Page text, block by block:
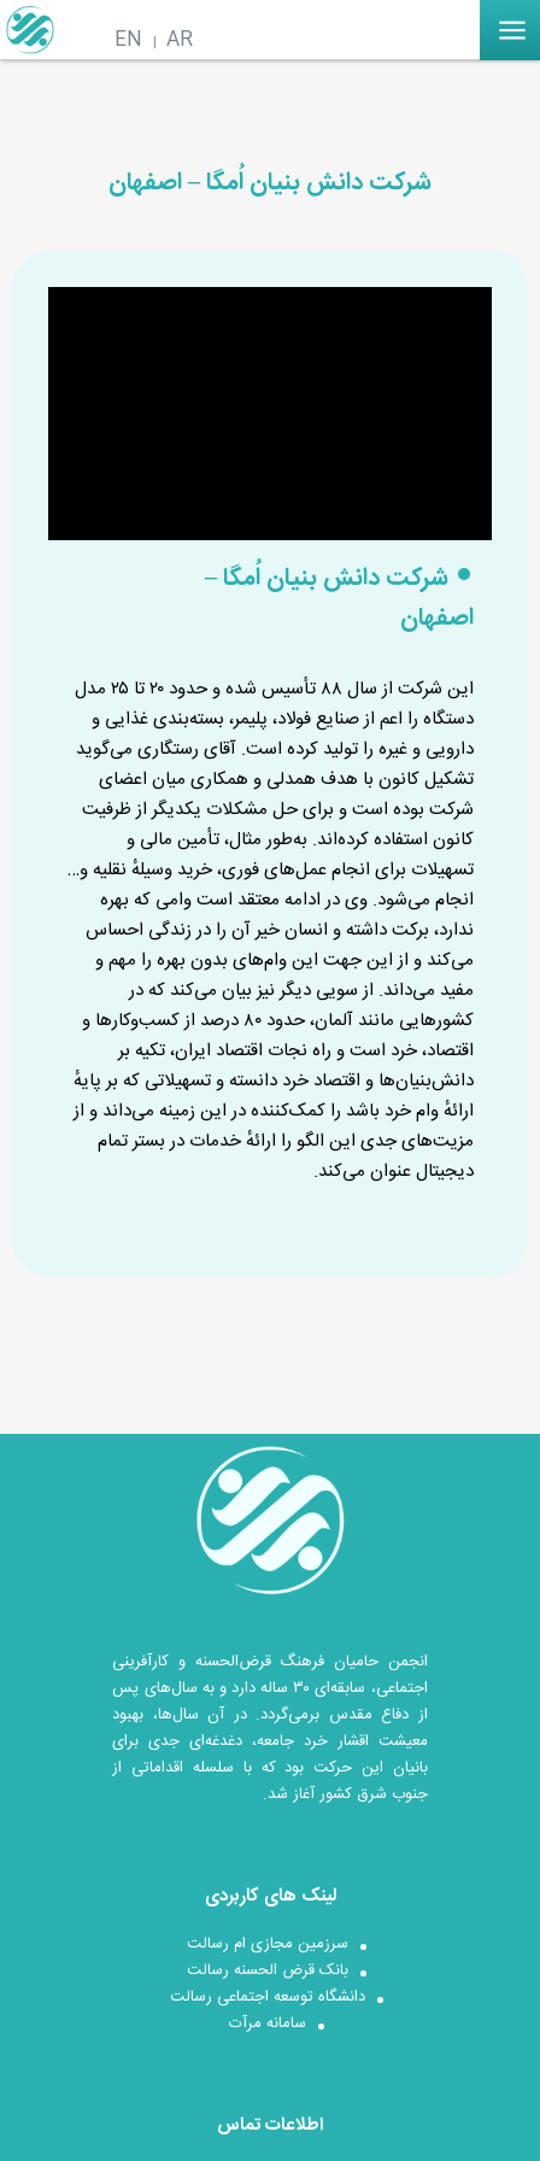
AR
EN
شرکت دانش بنیان اُمگا – اصفهان
شرکت دانش بنیان اُمگا –
اصفهان
این شرکت از سال ۸۸ تأسیس شده و حدود ۲۰ تا ۲۵ مدل
دستگاه را اعم از صنایع فولاد، پلیمر، بسته‌بندی غذایی و
دارویی و غیره را تولید کرده است. آقای رستگاری می‌گوید
تشکیل کانون با هدف همدلی و همکاری میان اعضای
شرکت بوده است و برای حل مشکلات یکدیگر از ظرفیت
کانون استفاده کرده‌اند. به‌طور مثال، تأمین مالی و
تسهیلات برای انجام عمل‌های فوری، خرید وسیلهٔ نقلیه و…
انجام می‌شود. وی در ادامه معتقد است وامی که بهره
ندارد، برکت داشته و انسان خیر آن را در زندگی احساس
می‌کند و از این جهت این وام‌های بدون بهره را مهم و
مفید می‌داند. از سویی دیگر نیز بیان می‌کند که در
کشورهایی مانند آلمان، حدود ۸۰ درصد از کسب‌وکارها و
اقتصاد، خرد است و راه نجات اقتصاد ایران، تکیه بر
دانش‌بنیان‌ها و اقتصاد خرد دانسته و تسهیلاتی که بر پایهٔ
ارائهٔ وام خرد باشد را کمک‌کننده در این زمینه می‌داند و از
مزیت‌های جدی این الگو را ارائهٔ خدمات در بستر تمام
دیجیتال عنوان می‌کند.
انجمن حامیان فرهنگ قرض‌الحسنه و کارآفرینی
اجتماعی، سابقه‌ای ۳۰ ساله دارد و به سال‌های پس
از دفاع مقدس برمی‌گردد. در آن سال‎‌ها، بهبود
معیشت اقشار خرد جامعه، دغدغه‌ای جدی برای
بانیان این حرکت بود که با سلسله اقداماتی از
جنوب شرق کشور آغاز شد.
لینک های کاربردی
سرزمین مجازی ام رسالت
بانک قرض الحسنه رسالت
دانشگاه توسعه اجتماعی رسالت
سامانه مرآت
اطلاعات تماس